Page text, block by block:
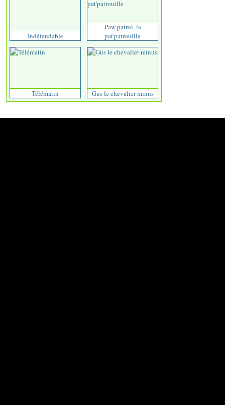
Indéfendable
Paw patrol, la
pat'patrouille
Télématin Gus le chevalier minus